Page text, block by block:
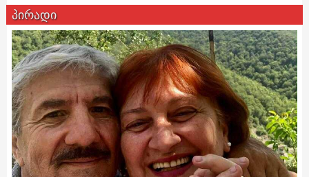
პირადი